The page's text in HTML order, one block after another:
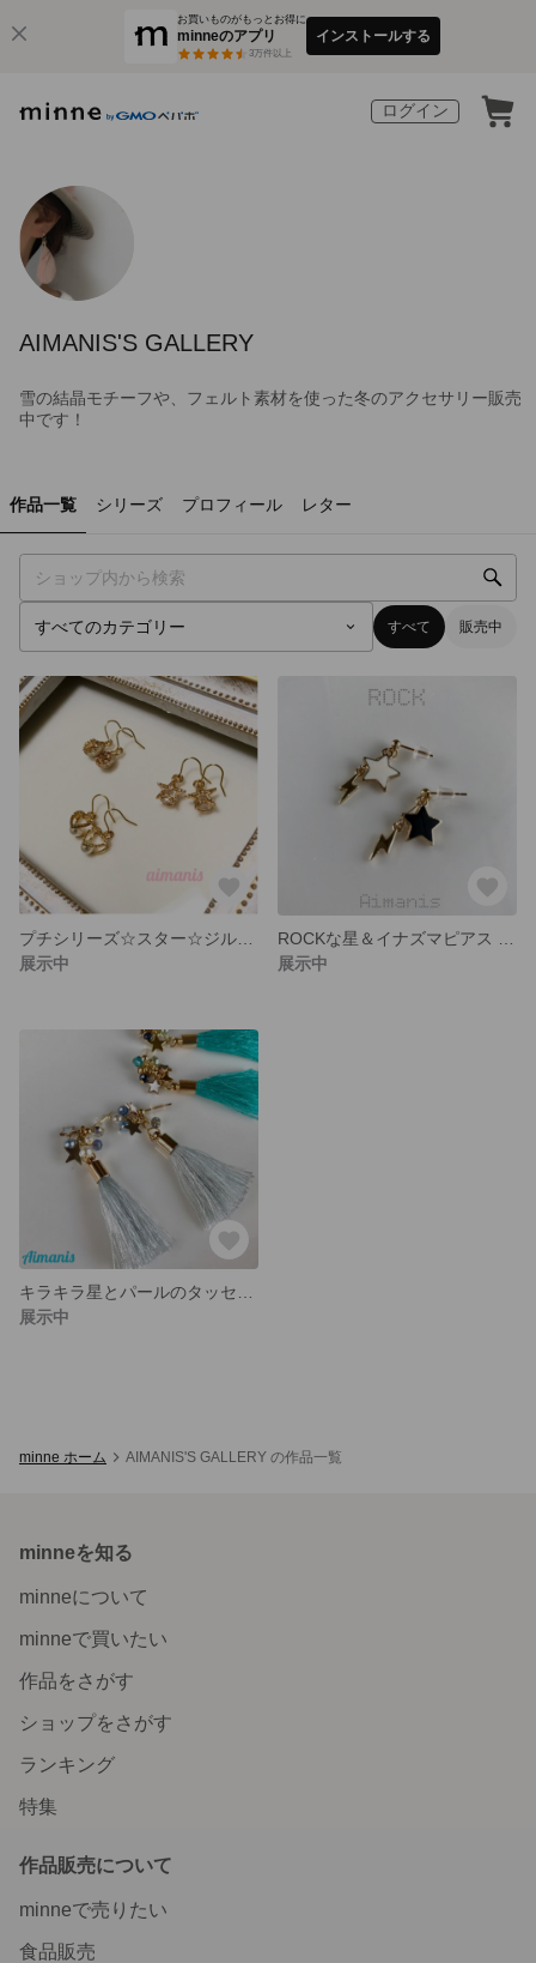
お買いものがもっとお得に
minneのアプリ
3万件以上
インストールする
ログイン
AIMANIS'S GALLERY
雪の結晶モチーフや、フェルト素材を使った冬のアクセサリー販売
中です！
作品一覧 シリーズ プロフィール レター
すべて 販売中
展示中
展示中
展示中
minne ホーム AIMANIS'S GALLERY の作品一覧
minneを知る
minneについて
minneで買いたい
作品をさがす
ショップをさがす
ランキング
特集
作品販売について
minneで売りたい
食品販売